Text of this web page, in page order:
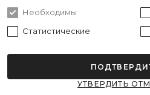
Все права защищены
Решение:
Необходимы
Статистические
УТВЕРДИТЬ